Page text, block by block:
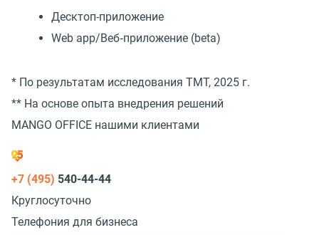
Десктоп-приложение
Web app/Веб‑приложение (beta)
* По результатам исследования TMT, 2025 г.
** На основе опыта внедрения решений
MANGO OFFICE нашими клиентами
+7 (495) 540-44-44
Круглосуточно
Телефония для бизнеса